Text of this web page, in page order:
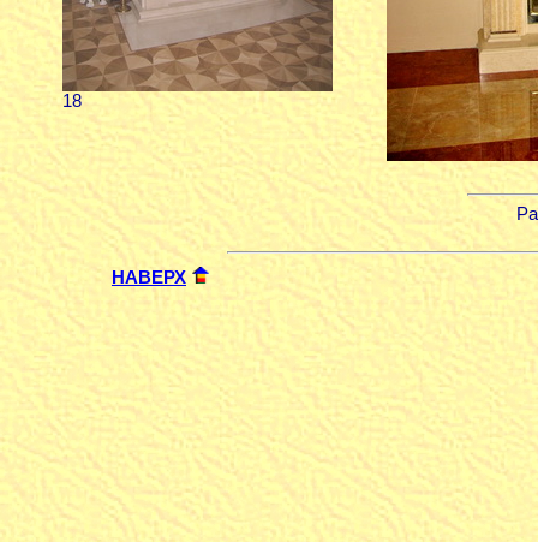
18
НАВЕРХ